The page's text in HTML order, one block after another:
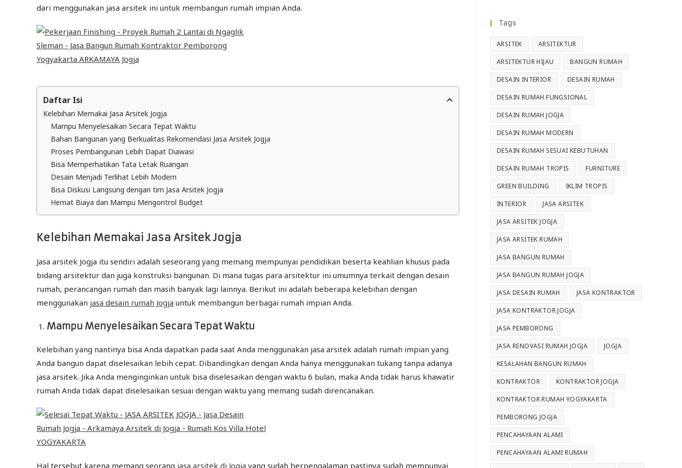
dari menggunakan jasa arsitek ini untuk membangun rumah impian Anda.
Daftar Isi
Kelebihan Memakai Jasa Arsitek Jogja
Mampu Menyelesaikan Secara Tepat Waktu
Bahan Bangunan yang Berkualitas Rekomendasi Jasa Arsitek Jogja
Proses Pembangunan Lebih Dapat Diawasi
Bisa Memperhatikan Tata Letak Ruangan
Desain Menjadi Terlihat Lebih Modern
Bisa Diskusi Langsung dengan tim Jasa Arsitek Jogja
Hemat Biaya dan Mampu Mengontrol Budget
Kelebihan Memakai Jasa Arsitek Jogja
Jasa arsitek Jogja itu sendiri adalah seseorang yang memang mempunyai pendidikan beserta keahlian khusus pada
bidang arsitektur dan juga konstruksi bangunan. Di mana tugas para arsitektur ini umumnya terkait dengan desain
rumah, perancangan rumah dan masih banyak lagi lainnya. Berikut ini adalah beberapa kelebihan dengan
menggunakan jasa desain rumah Jogja untuk membangun berbagai rumah impian Anda.
Mampu Menyelesaikan Secara Tepat Waktu
Kelebihan yang nantinya bisa Anda dapatkan pada saat Anda menggunakan jasa arsitek adalah rumah impian yang
Anda bangun dapat diselesaikan lebih cepat. Dibandingkan dengan Anda hanya menggunakan tukang tanpa adanya
jasa arsitek. Jika Anda menginginkan untuk bisa diselesaikan dengan waktu 6 bulan, maka Anda tidak harus khawatir
rumah Anda tidak dapat diselesaikan sesuai dengan waktu yang memang sudah direncanakan.
Hal tersebut karena memang seorang jasa arsitek di Jogja yang sudah berpengalaman pastinya sudah mempunyai
Tags
ARSITEK ARSITEKTUR
ARSITEKTUR HIJAU BANGUN RUMAH
DESAIN INTERIOR DESAIN RUMAH
DESAIN RUMAH FUNGSIONAL
DESAIN RUMAH JOGJA
DESAIN RUMAH MODERN
DESAIN RUMAH SESUAI KEBUTUHAN
DESAIN RUMAH TROPIS FURNITURE
GREEN BUILDING IKLIM TROPIS
INTERIOR JASA ARSITEK
JASA ARSITEK JOGJA
JASA ARSITEK RUMAH
JASA BANGUN RUMAH
JASA BANGUN RUMAH JOGJA
JASA DESAIN RUMAH JASA KONTRAKTOR
JASA KONTRAKTOR JOGJA
JASA PEMBORONG
JASA RENOVASI RUMAH JOGJA JOGJA
KESALAHAN BANGUN RUMAH
KONTRAKTOR KONTRAKTOR JOGJA
KONTRAKTOR RUMAH YOGYAKARTA
PEMBORONG JOGJA
PENCAHAYAAN ALAMI
PENCAHAYAAN ALAMI RUMAH